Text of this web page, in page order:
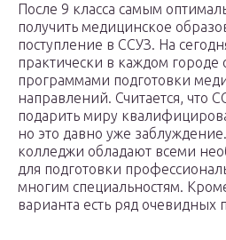
После 9 класса самым
получить медицинское
поступление в ССУЗ. На
практически в каждом
программами подготовки
направлений. Считается, что
подарить миру
но это давно уже
колледжи обладают всеми
для подготовки
многим специальностям.
варианта есть ряд очевидных